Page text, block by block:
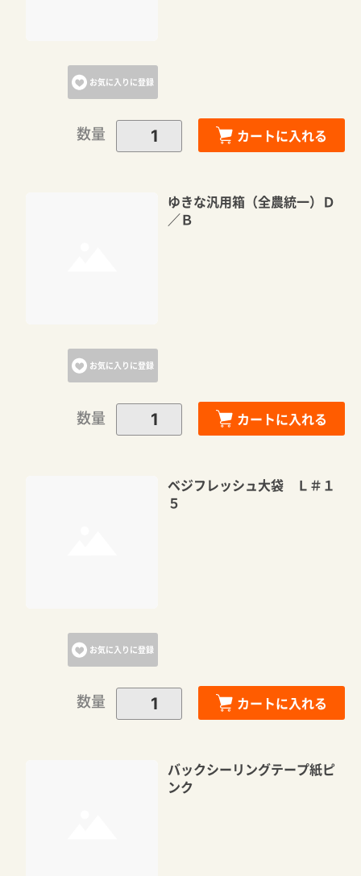
お気に入りに登録
数量 カートに入れる
お気に入りに登録
ゆきな汎用箱（全農統一）Ｄ
／Ｂ
数量 カートに入れる
お気に入りに登録
ベジフレッシュ大袋 Ｌ＃１
５
数量 カートに入れる
バックシーリングテープ紙ピ
ンク